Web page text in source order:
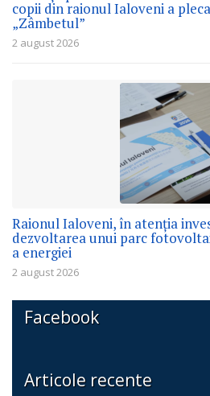
copii din raionul Ialoveni a
„Zâmbetul”
2 august 2026
Raionul Ialoveni, în atenția
dezvoltarea unui parc
a energiei
2 august 2026
Facebook
Articole recente